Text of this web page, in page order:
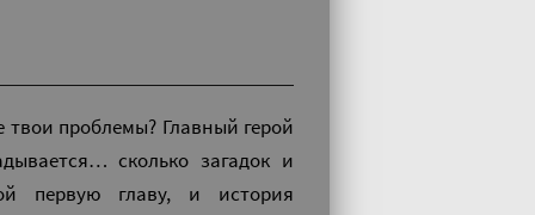
проблемы? Главный герой
сколько загадок и
первую главу, и история